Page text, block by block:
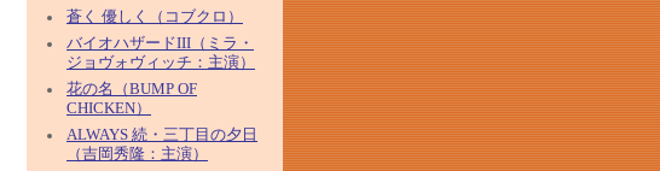
蒼く 優しく（コブクロ）
バイオハザードIII（ミラ・
ジョヴォヴィッチ：主演）
花の名（BUMP OF
CHICKEN）
ALWAYS 続・三丁目の夕日
（吉岡秀隆：主演）